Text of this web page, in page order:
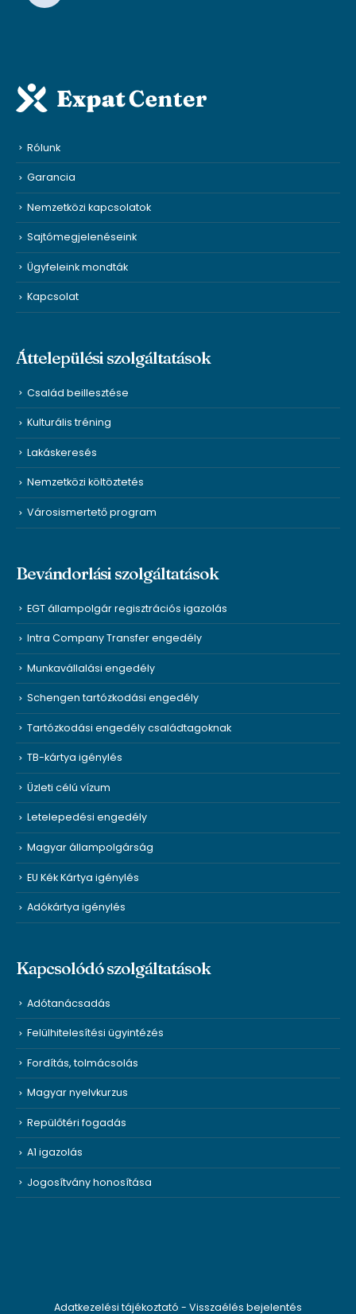
Rólunk
Garancia
Nemzetközi kapcsolatok
Sajtómegjelenéseink
Ügyfeleink mondták
Kapcsolat
Áttelepülési szolgáltatások
Család beillesztése
Kulturális tréning
Lakáskeresés
Nemzetközi költöztetés
Városismertető program
Bevándorlási szolgáltatások
EGT állampolgár regisztrációs igazolás
Intra Company Transfer engedély
Munkavállalási engedély
Schengen tartózkodási engedély
Tartózkodási engedély családtagoknak
TB-kártya igénylés
Üzleti célú vízum
Letelepedési engedély
Magyar állampolgárság
EU Kék Kártya igénylés
Adókártya igénylés
Kapcsolódó szolgáltatások
Adótanácsadás
Felülhitelesítési ügyintézés
Fordítás, tolmácsolás
Magyar nyelvkurzus
Repülőtéri fogadás
A1 igazolás
Jogosítvány honosítása
Adatkezelési tájékoztató - Visszaélés bejelentés